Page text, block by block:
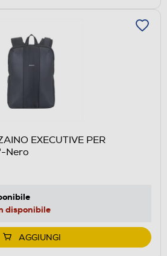
EXECUTIVE PER
Nero
disponibile
AGGIUNGI